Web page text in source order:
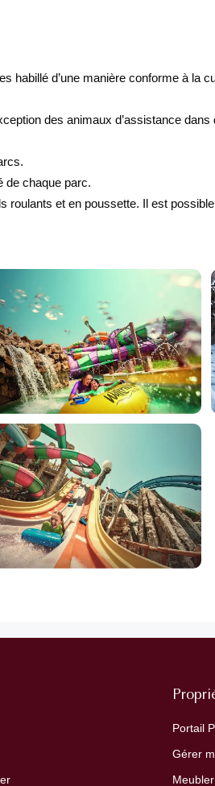
habillé d’une manière conforme à la
des animaux d’assistance
de chaque parc.
et en poussette. Il est
Portail
Gérer